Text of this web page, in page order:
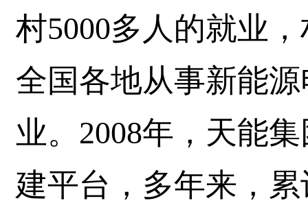
村5000多人的就业
全国各地从事新能
业。2008年，天能
建平台，多年来，